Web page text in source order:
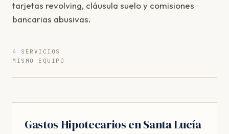
tarjetas revolving, cláusula suelo y comisiones
bancarias abusivas.
4 SERVICIOS
MISMO EQUIPO
Gastos Hipotecarios en Santa Lucía